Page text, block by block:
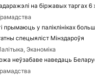
на біржавых таргах 6
прымаюць у паліклініках
спецыяліст Мінздароўя
Эканоміка
неўзабаве наведаць